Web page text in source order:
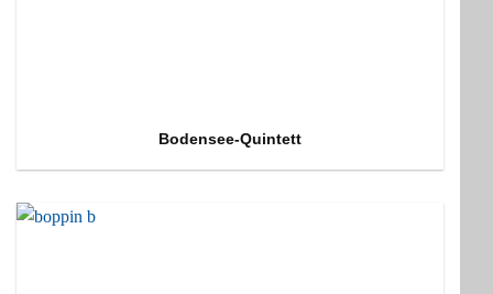
Bodensee-Quintett